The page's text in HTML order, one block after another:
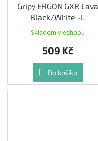
Gripy ERGON GXR Lava
Black/White -L
Skladem v eshopu
509 Kč
Do košíku